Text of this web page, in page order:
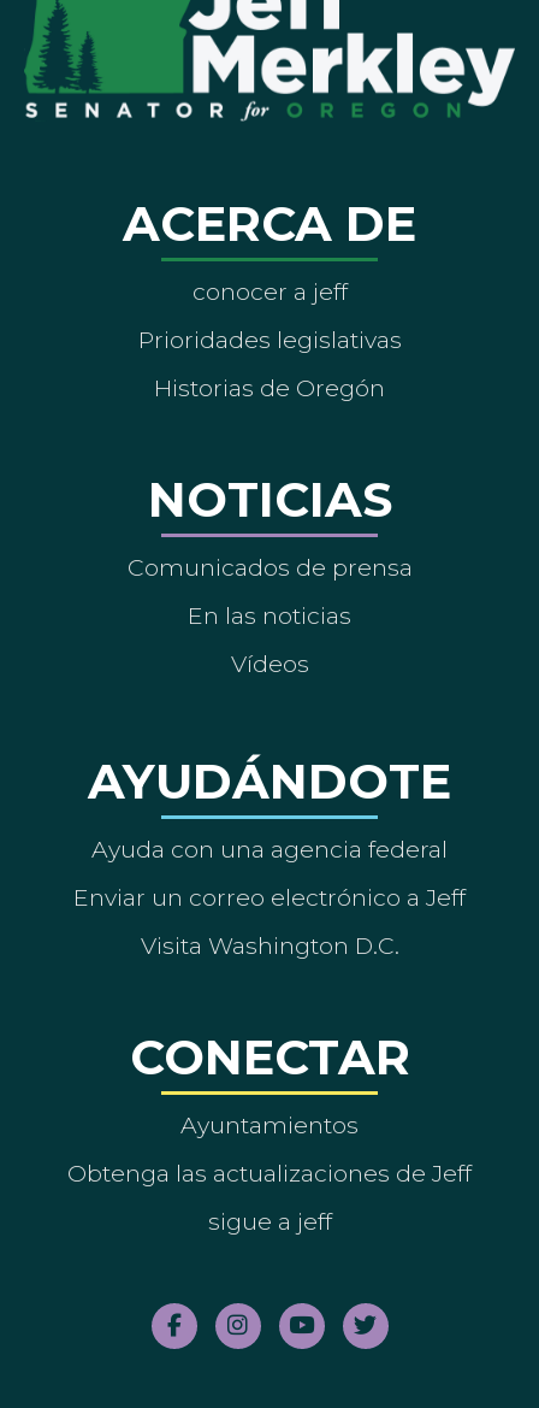
ACERCA DE
conocer a jeff
Prioridades legislativas
Historias de Oregón
NOTICIAS
Comunicados de prensa
En las noticias
Vídeos
AYUDÁNDOTE
Ayuda con una agencia federal
Enviar un correo electrónico a Jeff
Visita Washington D.C.
CONECTAR
Ayuntamientos
Obtenga las actualizaciones de Jeff
sigue a jeff